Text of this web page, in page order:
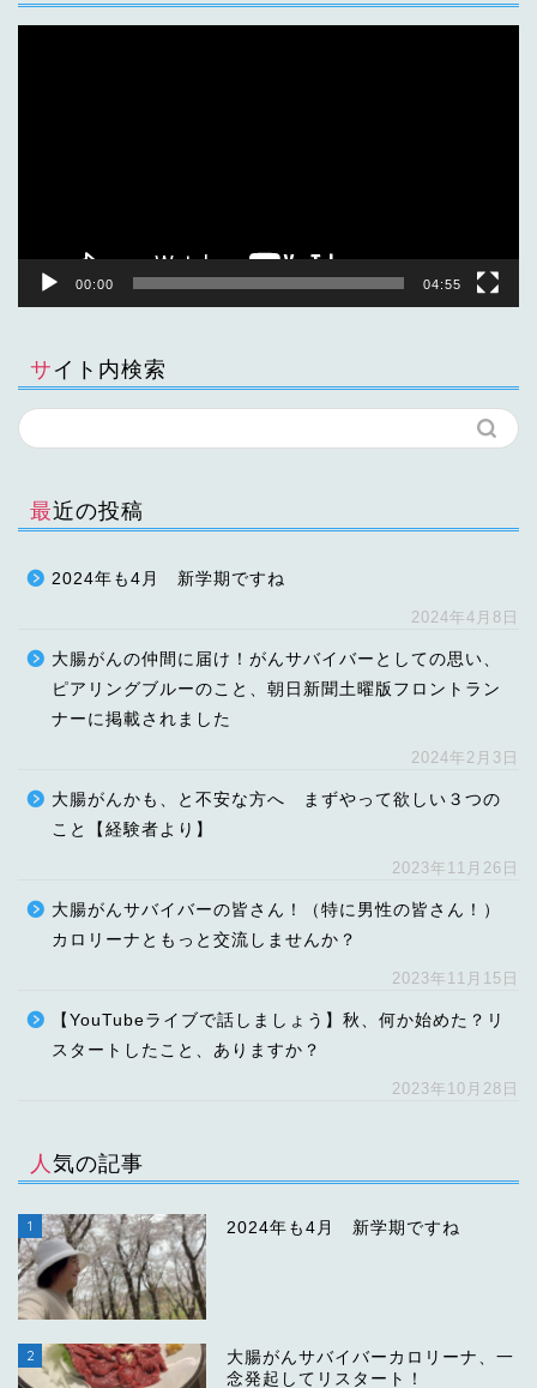
00:00 04:55
サイト内検索
最近の投稿
2024年も4月 新学期ですね
2024年4月8日
大腸がんの仲間に届け！がんサバイバーとしての思い、
ピアリングブルーのこと、朝日新聞土曜版フロントラン
ナーに掲載されました
2024年2月3日
大腸がんかも、と不安な方へ まずやって欲しい３つの
こと【経験者より】
2023年11月26日
大腸がんサバイバーの皆さん！（特に男性の皆さん！）
カロリーナともっと交流しませんか？
2023年11月15日
【YouTubeライブで話しましょう】秋、何か始めた？リ
スタートしたこと、ありますか？
2023年10月28日
人気の記事
1 2024年も4月 新学期ですね
2
大腸がんサバイバーカロリーナ、一
念発起してリスタート！